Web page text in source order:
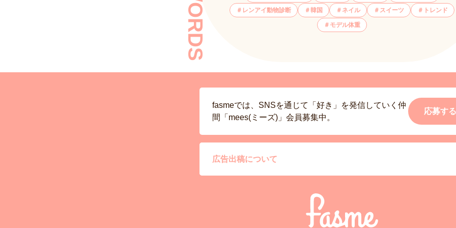
レンアイ動物診断 韓国 ネイル スイーツ トレンド
モデル体重
fasmeでは、SNSを通じて「好き」を発信していく仲
間「mees(ミーズ)」会員募集中。
応募する
広告出稿について